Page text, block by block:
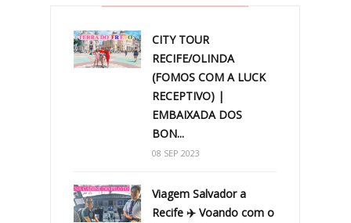
CITY TOUR
RECIFE/OLINDA
(FOMOS COM A LUCK
RECEPTIVO) |
EMBAIXADA DOS
BON...
08 SEP 2023
Viagem Salvador a
Recife ✈️ Voando com o